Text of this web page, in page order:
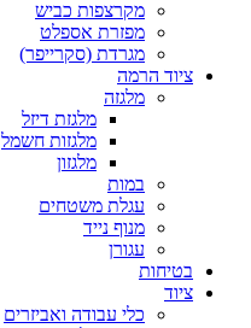
מקרצפות כביש
מפזרת אספלט
מגרדת (סקרייפר)
ציוד הרמה
מלגזה
מלגזת דיזל
מלגזות חשמל
מלגזון
במות
עגלת משטחים
מנוף נייד
עגורן
בטיחות
ציוד
כלי עבודה ואביזרים